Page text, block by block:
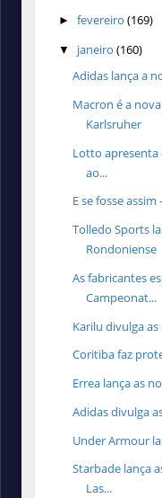
► fevereiro (169)
▼ janeiro (160)
Adidas lança a
Macron é a
Karlsruher
Lotto apresenta
ao...
E se fosse
Tolledo Sports
Rondoniense
As fabricantes
Campeonat...
Karilu divulga
Coritiba faz
Errea lança as
Adidas divulga
Under Armour
Starbade lança
Las...